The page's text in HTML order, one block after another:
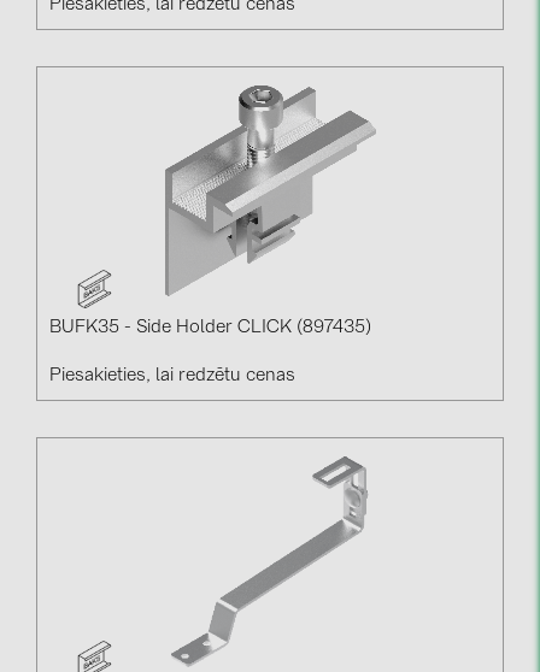
Piesakieties, lai redzētu cenas
BUFK35 - Side Holder CLICK (897435)
Piesakieties, lai redzētu cenas